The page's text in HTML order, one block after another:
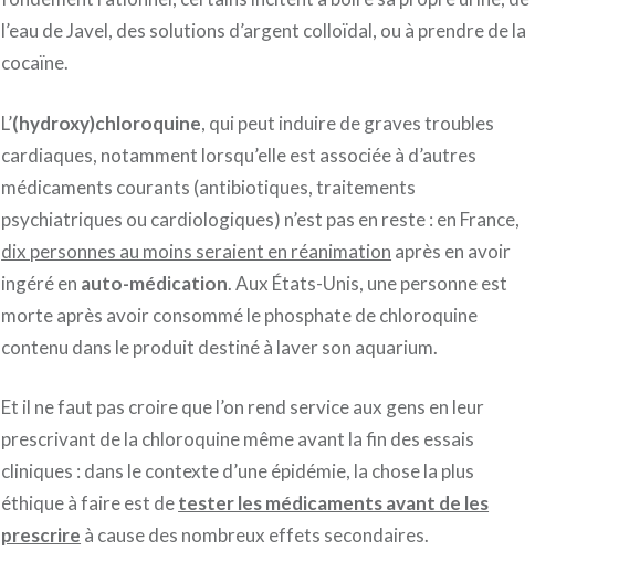
l’eau de Javel, des solutions d’argent colloïdal, ou à prendre de la
cocaïne.
L’(hydroxy)chloroquine, qui peut induire de graves troubles
cardiaques, notamment lorsqu’elle est associée à d’autres
médicaments courants (antibiotiques, traitements
psychiatriques ou cardiologiques) n’est pas en reste : en France,
dix personnes au moins seraient en réanimation après en avoir
ingéré en auto-médication. Aux États-Unis, une personne est
morte après avoir consommé le phosphate de chloroquine
contenu dans le produit destiné à laver son aquarium.
Et il ne faut pas croire que l’on rend service aux gens en leur
prescrivant de la chloroquine même avant la fin des essais
cliniques : dans le contexte d’une épidémie, la chose la plus
éthique à faire est detester les médicaments avant de les
prescrire à cause des nombreux effets secondaires.